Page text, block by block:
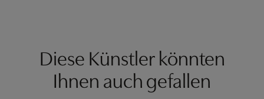
Diese Künstler könnten
Ihnen auch gefallen